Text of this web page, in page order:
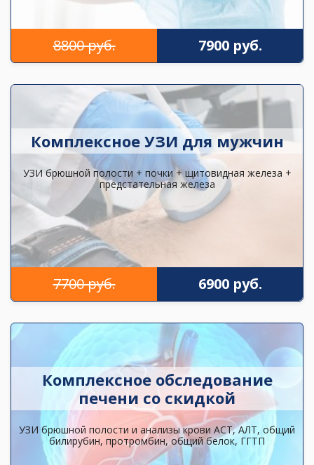
8800 руб. 7900 руб.
Комплексное УЗИ для мужчин
УЗИ брюшной полости + почки + щитовидная железа +
предстательная железа
7700 руб. 6900 руб.
Комплексное обследование
печени со скидкой
УЗИ брюшной полости и анализы крови АСТ, АЛТ, общий
билирубин, протромбин, общий белок, ГГТП